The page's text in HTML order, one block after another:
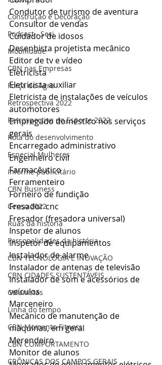
Construção e Decoração
Podcast - Sesi
Mobilidade
CBN nas Empresas
Força do Agro
Retrospectiva 2022
Retrospectiva do Esporte 2022
Rota do desenvolvimento
Especial Mulheres
Informe publicitário
CBN Business
Censo 2022
Ruas da história
Personalidades da história
CBN TECNOLOGIA E INOVAÇÃO
CBN CIDADES SUSTENTÁVEIS
Colunistas
Linha do tempo
CBN Momento Fitness
CBN COMPORTAMENTO
CRÔNICAS DOS CAMPOS GERAIS
Condutor de turismo de aventura
Consultor de vendas
Cuidador de idosos
Desenhista projetista mecânico
Editor de tv e vídeo
Eletricista
Eletricista auxiliar
Eletricista de instalações de veículos
automotores
Empregado doméstico nos serviços
gerais
Encarregado administrativo
Engenheiro civil
Farmacêutico
Ferramenteiro
Forneiro de fundição
Fresador cnc
Fresador (fresadora universal)
Inspetor de alunos
Inspetor de equipamentos
Instalador de alarme
Instalador de antenas de televisão
Instalador de som e acessórios de
veículos
Marceneiro
Mecânico de manutenção de
máquinas, em geral
Merendeiro
Monitor de alunos